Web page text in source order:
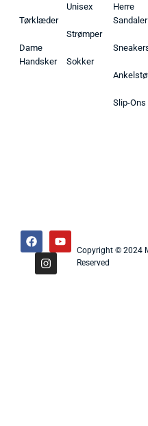
Tørklæder
Dame
Handsker
Unisex
Strømper
Sokker
Herre
Sandaler
Slip-Ons
Copyright © 2024
Reserved